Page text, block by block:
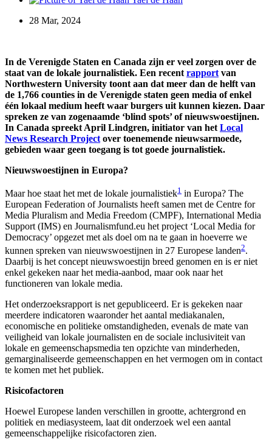
28 Mar, 2024
In de Verenigde Staten en Canada zijn er veel zorgen over de
staat van de lokale journalistiek. Een recent rapport van
Northwestern University toont aan dat meer dan de helft van
de 1,766 counties in de Verenigde staten geen media of enkel
één lokaal medium heeft waar burgers uit kunnen kiezen. Daar
spreken ze van zogenaamde ‘blind spots’ of nieuwswoestijnen.
In Canada spreekt April Lindgren, initiator van het Local
News Research Project over toenemende nieuwsarmoede,
gebieden waar geen toegang is tot goede journalistiek.
Nieuwswoestijnen in Europa?
Maar hoe staat het met de lokale journalistiek1 in Europa? The
European Federation of Journalists heeft samen met de Centre for
Media Pluralism and Media Freedom (CMPF), International Media
Support (IMS) en Journalismfund.eu het project ‘Local Media for
Democracy’ opgezet met als doel om na te gaan in hoeverre we
kunnen spreken van nieuwswoestijnen in 27 Europese landen2.
Daarbij is het concept nieuwswoestijn breed genomen en is er niet
enkel gekeken naar het media-aanbod, maar ook naar het
functioneren van lokale media.
Het onderzoeksrapport is net gepubliceerd. Er is gekeken naar
meerdere indicatoren waaronder het aantal mediakanalen,
economische en politieke omstandigheden, evenals de mate van
veiligheid van lokale journalisten en de sociale inclusiviteit van
lokale en gemeenschapsmedia ten opzichte van minderheden,
gemarginaliseerde gemeenschappen en het vermogen om in contact
te komen met het publiek.
Risicofactoren
Hoewel Europese landen verschillen in grootte, achtergrond en
politiek en mediasysteem, laat dit onderzoek wel een aantal
gemeenschappelijke risicofactoren zien.